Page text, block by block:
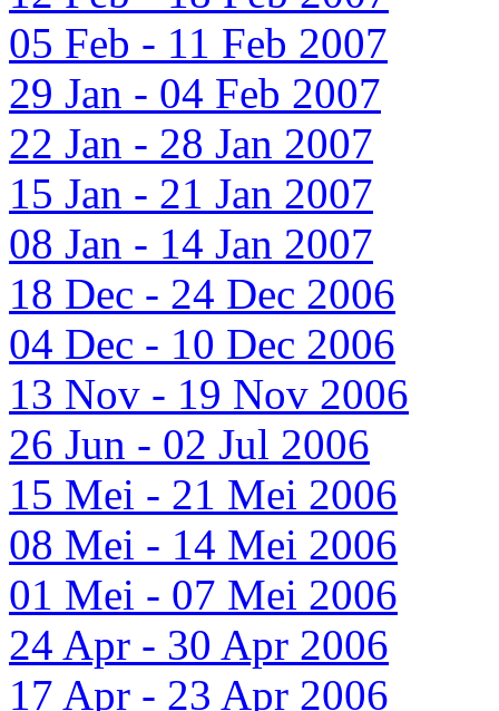
05 Feb - 11 Feb 2007
29 Jan - 04 Feb 2007
22 Jan - 28 Jan 2007
15 Jan - 21 Jan 2007
08 Jan - 14 Jan 2007
18 Dec - 24 Dec 2006
04 Dec - 10 Dec 2006
13 Nov - 19 Nov 2006
26 Jun - 02 Jul 2006
15 Mei - 21 Mei 2006
08 Mei - 14 Mei 2006
01 Mei - 07 Mei 2006
24 Apr - 30 Apr 2006
17 Apr - 23 Apr 2006